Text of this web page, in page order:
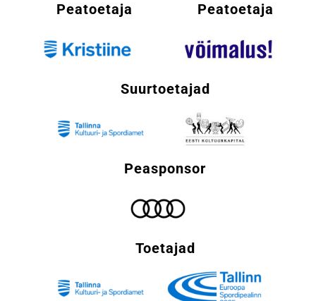
Peatoetaja Peatoetaja
Suurtoetajad
Peasponsor
Toetajad